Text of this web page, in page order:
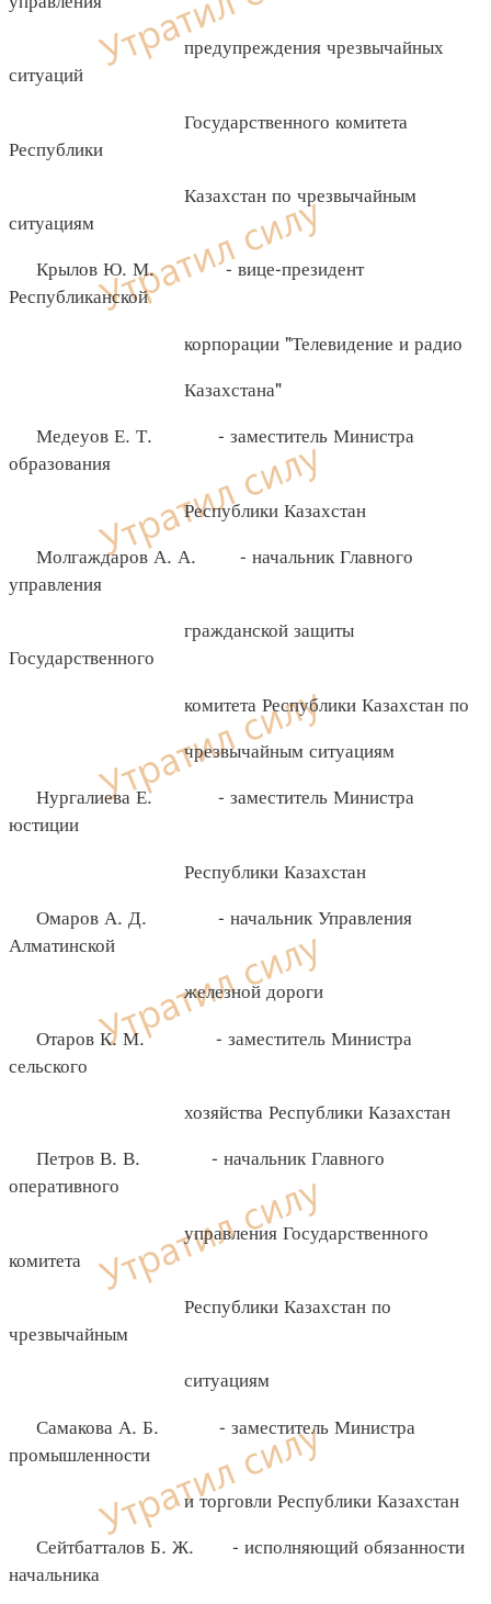
предупреждения чрезвычайных
ситуаций
Государственного комитета
Республики
Казахстан по чрезвычайным
ситуациям
Крылов Ю. М. - вице-президент
Республиканской
корпорации "Телевидение и радио
Казахстана"
Медеуов Е. Т. - заместитель Министра
образования
Республики Казахстан
Молгаждаров А. А. - начальник Главного
управления
гражданской защиты
Государственного
комитета Республики Казахстан по
чрезвычайным ситуациям
Нургалиева Е. - заместитель Министра
юстиции
Республики Казахстан
Омаров А. Д. - начальник Управления
Алматинской
железной дороги
Отаров К. М. - заместитель Министра
сельского
хозяйства Республики Казахстан
Петров В. В. - начальник Главного
оперативного
управления Государственного
комитета
Республики Казахстан по
чрезвычайным
ситуациям
Самакова А. Б. - заместитель Министра
промышленности
и торговли Республики Казахстан
Сейтбатталов Б. Ж. - исполняющий обязанности
начальника